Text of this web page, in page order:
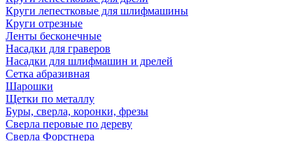
Круги лепестковые для шлифмашины
Круги отрезные
Ленты бесконечные
Насадки для граверов
Насадки для шлифмашин и дрелей
Сетка абразивная
Шарошки
Щетки по металлу
Буры, сверла, коронки, фрезы
Сверла перовые по дереву
Сверла Форстнера